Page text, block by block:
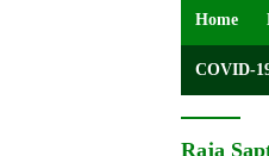
Home
COVID-
Raja